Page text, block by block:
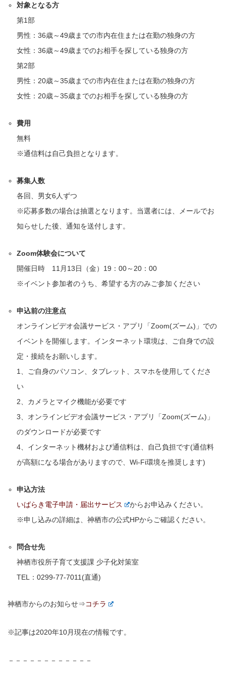
対象となる方
第1部
男性：36歳～49歳までの市内在住または在勤の独身の方
女性：36歳～49歳までのお相手を探している独身の方
第2部
男性：20歳～35歳までの市内在住または在勤の独身の方
女性：20歳～35歳までのお相手を探している独身の方
費用
無料
※通信料は自己負担となります。
募集人数
各回、男女6人ずつ
※応募多数の場合は抽選となります。当選者には、メールでお
知らせした後、通知を送付します。
Zoom体験会について
開催日時 11月13日（金）19：00～20：00
※イベント参加者のうち、希望する方のみご参加ください
申込前の注意点
オンラインビデオ会議サービス・アプリ「Zoom(ズーム)」での
イベントを開催します。インターネット環境は、ご自身での設
定・接続をお願いします。
1、ご自身のパソコン、タブレット、スマホを使用してくださ
い
2、カメラとマイク機能が必要です
3、オンラインビデオ会議サービス・アプリ「Zoom(ズーム)」
のダウンロードが必要です
4、インターネット機材および通信料は、自己負担です(通信料
が高額になる場合がありますので、Wi-Fi環境を推奨します)
申込方法
いばらき電子申請・届出サービス
からお申込みください。
※申し込みの詳細は、神栖市の公式HPからご確認ください。
問合せ先
神栖市役所子育て支援課 少子化対策室
TEL：0299-77-7011(直通)
神栖市からのお知らせ⇒コチラ
※記事は2020年10月現在の情報です。
－－－－－－－－－－－－